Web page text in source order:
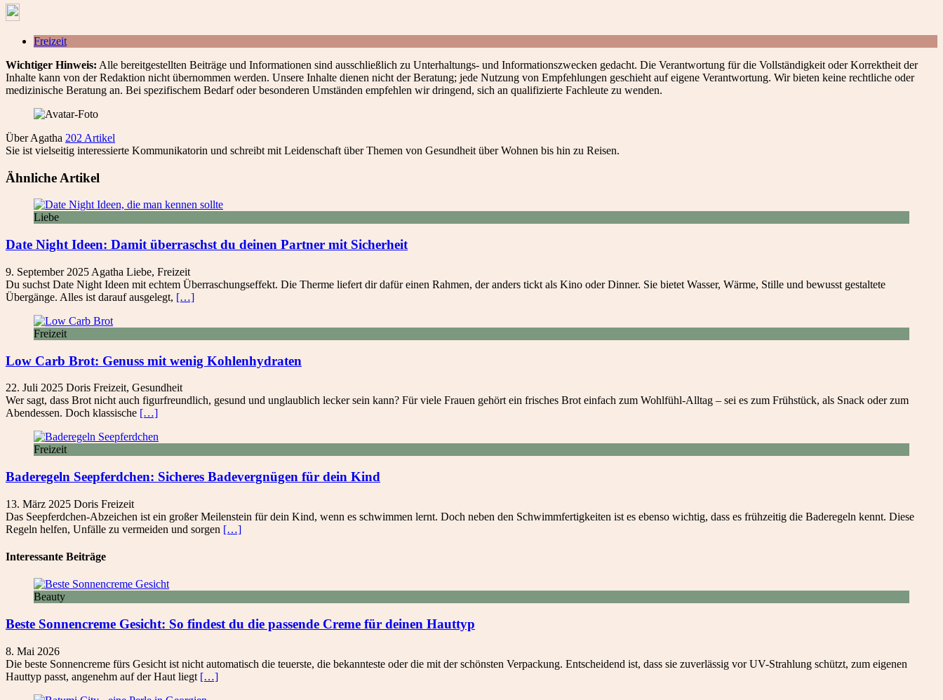
Freizeit
Wichtiger Hinweis: Alle bereitgestellten Beiträge und Informationen sind ausschließlich zu Unterhaltungs- und Informationszwecken gedacht. Die Verantwortung für die Vollständigkeit oder Korrektheit der
Inhalte kann von der Redaktion nicht übernommen werden. Unsere Inhalte dienen nicht der Beratung; jede Nutzung von Empfehlungen geschieht auf eigene Verantwortung. Wir bieten keine rechtliche oder
medizinische Beratung an. Bei spezifischem Bedarf oder besonderen Umständen empfehlen wir dringend, sich an qualifizierte Fachleute zu wenden.
Über Agatha 202 Artikel
Sie ist vielseitig interessierte Kommunikatorin und schreibt mit Leidenschaft über Themen von Gesundheit über Wohnen bis hin zu Reisen.
Ähnliche Artikel
Liebe
Date Night Ideen: Damit überraschst du deinen Partner mit Sicherheit
9. September 2025 Agatha Liebe, Freizeit
Du suchst Date Night Ideen mit echtem Überraschungseffekt. Die Therme liefert dir dafür einen Rahmen, der anders tickt als Kino oder Dinner. Sie bietet Wasser, Wärme, Stille und bewusst gestaltete
Übergänge. Alles ist darauf ausgelegt, […]
Freizeit
Low Carb Brot: Genuss mit wenig Kohlenhydraten
22. Juli 2025 Doris Freizeit, Gesundheit
Wer sagt, dass Brot nicht auch figurfreundlich, gesund und unglaublich lecker sein kann? Für viele Frauen gehört ein frisches Brot einfach zum Wohlfühl-Alltag – sei es zum Frühstück, als Snack oder zum
Abendessen. Doch klassische […]
Freizeit
Baderegeln Seepferdchen: Sicheres Badevergnügen für dein Kind
13. März 2025 Doris Freizeit
Das Seepferdchen-Abzeichen ist ein großer Meilenstein für dein Kind, wenn es schwimmen lernt. Doch neben den Schwimmfertigkeiten ist es ebenso wichtig, dass es frühzeitig die Baderegeln kennt. Diese
Regeln helfen, Unfälle zu vermeiden und sorgen […]
Interessante Beiträge
Beauty
Beste Sonnencreme Gesicht: So findest du die passende Creme für deinen Hauttyp
8. Mai 2026
Die beste Sonnencreme fürs Gesicht ist nicht automatisch die teuerste, die bekannteste oder die mit der schönsten Verpackung. Entscheidend ist, dass sie zuverlässig vor UV-Strahlung schützt, zum eigenen
Hauttyp passt, angenehm auf der Haut liegt […]